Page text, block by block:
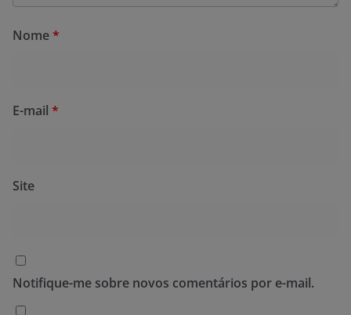
Nome*
E-mail *
Site
Notifique-me sobre novos comentários por e-mail.